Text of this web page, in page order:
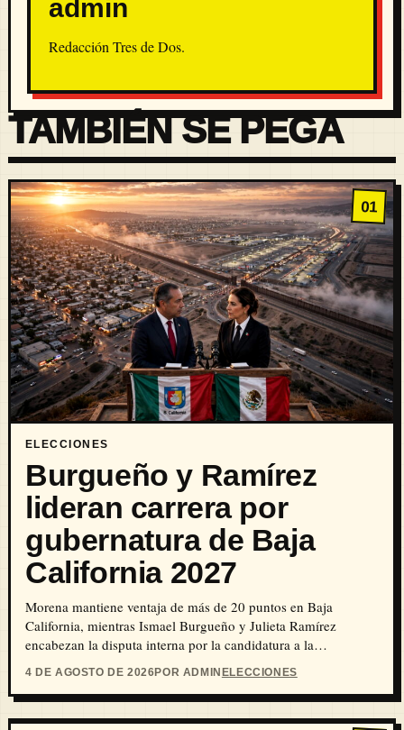
admin
Redacción Tres de Dos.
TAMBIÉN SE PEGA
01
ELECCIONES
Burgueño y Ramírez
lideran carrera por
gubernatura de Baja
California 2027
Morena mantiene ventaja de más de 20 puntos en Baja
California, mientras Ismael Burgueño y Julieta Ramírez
encabezan la disputa interna por la candidatura a la
4 DE AGOSTO DE 2026POR ADMINELECCIONES